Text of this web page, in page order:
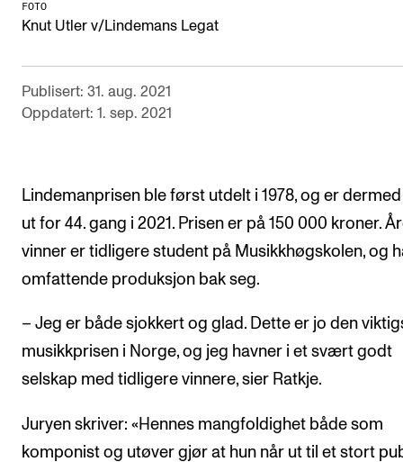
Internasjonal strategi
IN.TUNE
Nyheter og historier
Ledige stillinger
Om Norges musikkhøgskole
Finn ansatte
FOTO
Knut Utler v/Lindemans Legat
Publisert: 31. aug. 2021
Oppdatert: 1. sep. 2021
Lindemanprisen ble først utdelt i 1978, og er
ut for 44. gang i 2021. Prisen er på 150 000 kroner.
vinner er tidligere student på Musikkhøgskolen, og
omfattende produksjon bak seg.
– Jeg er både sjokkert og glad. Dette er jo den
musikkprisen i Norge, og jeg havner i et svært godt
selskap med tidligere vinnere, sier Ratkje.
Juryen skriver: «Hennes mangfoldighet både som
komponist og utøver gjør at hun når ut til et stort